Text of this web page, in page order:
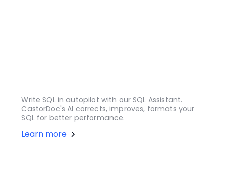
Write SQL in autopilot with our SQL Assistant.
CastorDoc's AI corrects, improves, formats your
SQL for better performance.
Learn more